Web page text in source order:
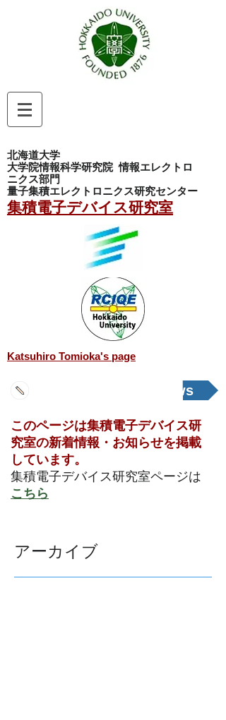
北海道大学
大学院情報科学研究院情報エレクトロ
ニクス部門
量子集積エレクトロニクス研究センター
集積電子デバイス研究室
Katsuhiro Tomioka's page
新着情報 / What's news
​このページは集積電子デバイス研
究室の新着情報・お知らせを掲載
しています。
​集積電子デバイス研究室ページは
こちら
アーカイブ